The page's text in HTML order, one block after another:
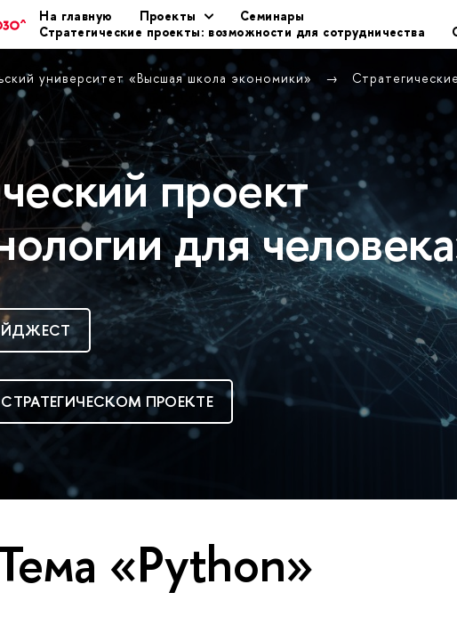
На главную Проекты
Семинары
Стратегические проекты: возможности для сотрудничества
университет «Высшая школа экономики»
проект
для
ПРОЕКТЕ
«Python»